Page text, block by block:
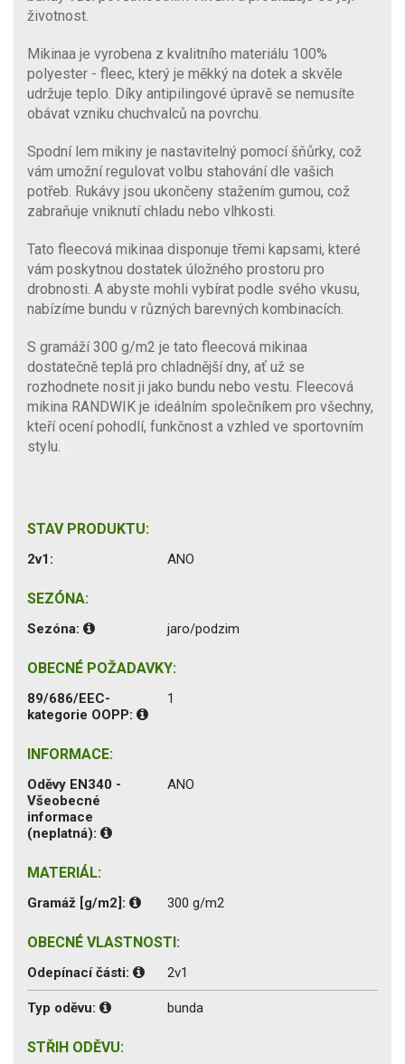
životnost.
Mikinaa je vyrobena z kvalitního materiálu 100%
polyester - fleec, který je měkký na dotek a skvěle
udržuje teplo. Díky antipilingové úpravě se nemusíte
obávat vzniku chuchvalců na povrchu.
Spodní lem mikiny je nastavitelný pomocí šňůrky, což
vám umožní regulovat volbu stahování dle vašich
potřeb. Rukávy jsou ukončeny stažením gumou, což
zabraňuje vniknutí chladu nebo vlhkosti.
Tato fleecová mikinaa disponuje třemi kapsami, které
vám poskytnou dostatek úložného prostoru pro
drobnosti. A abyste mohli vybírat podle svého vkusu,
nabízíme bundu v různých barevných kombinacích.
S gramáží 300 g/m2 je tato fleecová mikinaa
dostatečně teplá pro chladnější dny, ať už se
rozhodnete nosit ji jako bundu nebo vestu. Fleecová
mikina RANDWIK je ideálním společníkem pro všechny,
kteří ocení pohodlí, funkčnost a vzhled ve sportovním
stylu.
STAV PRODUKTU:
2v1: ANO
SEZÓNA:
Sezóna: jaro/podzim
OBECNÉ POŽADAVKY:
89/686/EEC-
kategorie OOPP:
1
INFORMACE:
Oděvy EN340 -
Všeobecné
informace
(neplatná):
ANO
MATERIÁL:
Gramáž [g/m2]: 300 g/m2
OBECNÉ VLASTNOSTI:
Odepínací části: 2v1
Typ oděvu: bunda
STŘIH ODĚVU: